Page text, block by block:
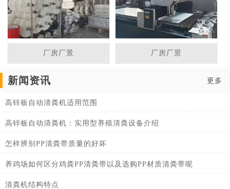
厂房厂景 厂房厂景
新闻资讯 更多
高锌板自动清粪机适用范围
高锌板自动清粪机：实用型养殖清粪设备介绍
怎样辨别PP清粪带质量的好坏
养鸡场如何区分鸡粪PP清粪带以及选购PP材质清粪带呢
清粪机结构特点